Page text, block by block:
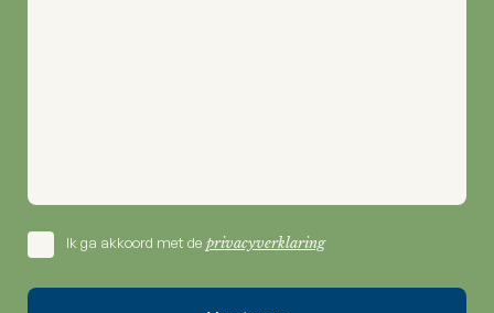
Ik ga akkoord met de privacyverklaring